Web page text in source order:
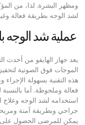
لشد الوجه بطريقة فعالة
عملية شد الوجه
يعد جهاز الهايفو من أحدث
الموجات فوق الصوتية
هذه التقنية بسهولة الإجراء
فعالة وملحوظة. أما بالنسبة
استخدامه لشد الوجه وعلاج
جراحي وبطريقة آمنة
يمكن للمرضى الحصول على